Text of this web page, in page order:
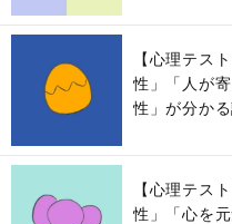
【心理テス
性」「人が
性」が分か
【心理テス
性」「心を